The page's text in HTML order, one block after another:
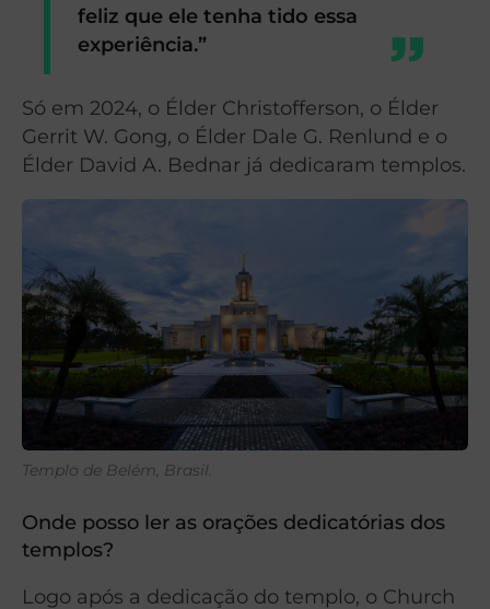
feliz que ele tenha tido essa
experiência.”
Só em 2024, o Élder Christofferson, o Élder
Gerrit W. Gong, o Élder Dale G. Renlund e o
Élder David A. Bednar já dedicaram templos.
Templo de Belém, Brasil.
Onde posso ler as orações dedicatórias dos
templos?
Logo após a dedicação do templo, o Church